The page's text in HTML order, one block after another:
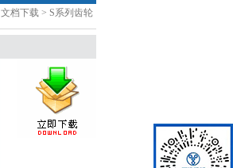
文档下载 > S系列齿轮